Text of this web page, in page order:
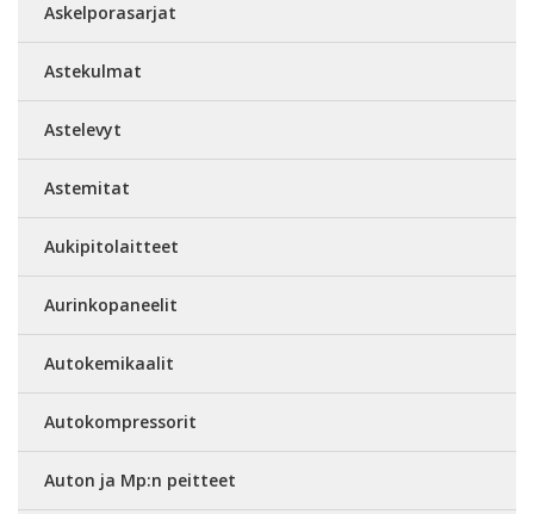
Askelporasarjat
Astekulmat
Astelevyt
Astemitat
Aukipitolaitteet
Aurinkopaneelit
Autokemikaalit
Autokompressorit
Auton ja Mp:n peitteet